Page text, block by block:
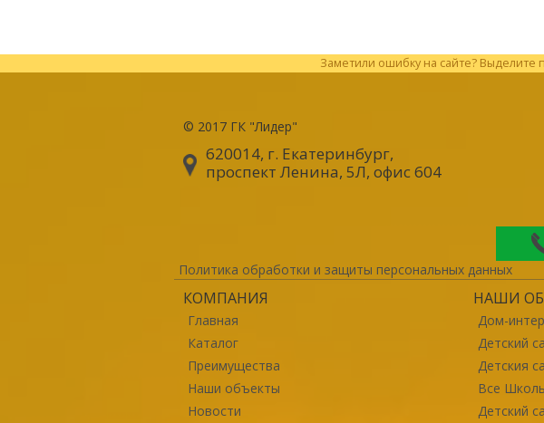
Заметили ошибку на сайте?
© 2017 ГК "Лидер"
620014, г. Екатеринбург,
проспект Ленина, 5Л, офис 604
Политика обработки и защиты персональных данных
КОМПАНИЯ
Главная
Каталог
Преимущества
Наши объекты
Новости
НАШИ
Дом-
Детский
Детския
Все
Детский